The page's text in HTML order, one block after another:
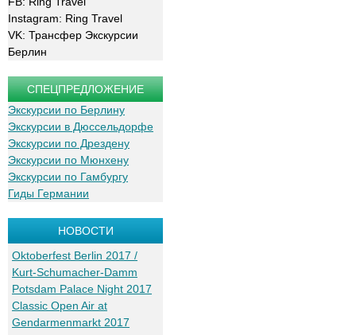
Instagram: Ring Travel
VK: Трансфер Экскурсии
Берлин
СПЕЦПРЕДЛОЖЕНИЕ
Экскурсии по Берлину
Экскурсии в Дюссельдорфе
Экскурсии по Дрездену
Экскурсии по Мюнхену
Экскурсии по Гамбургу
Гиды Германии
НОВОСТИ
Oktoberfest Berlin 2017 /
Kurt-Schumacher-Damm
Potsdam Palace Night 2017
Classic Open Air at
Gendarmenmarkt 2017